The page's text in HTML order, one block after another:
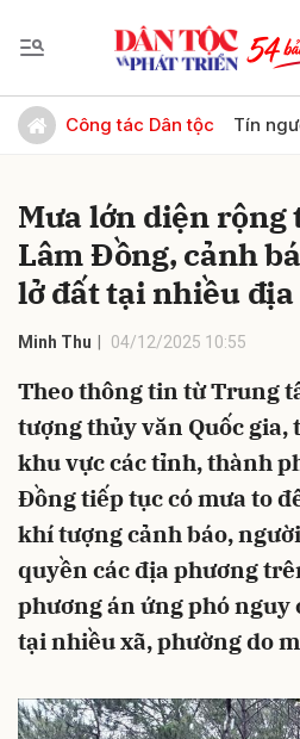
Công tác Dân tộc Tín
Mưa lớn diện rộng
Lâm Đồng, cảnh
lở đất tại nhiều
Minh Thu 04/12/2025 10:55
Theo thông tin từ Trung
tượng thủy văn Quốc gia,
khu vực các tỉnh, thành
Đồng tiếp tục có mưa to
khí tượng cảnh báo,
quyền các địa phương
phương án ứng phó nguy
tại nhiều xã, phường do
Gửi bình luận